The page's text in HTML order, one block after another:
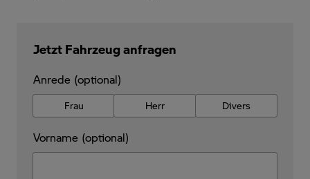
Jetzt Fahrzeug anfragen
Anrede (optional)
Frau Herr Divers
Vorname (optional)